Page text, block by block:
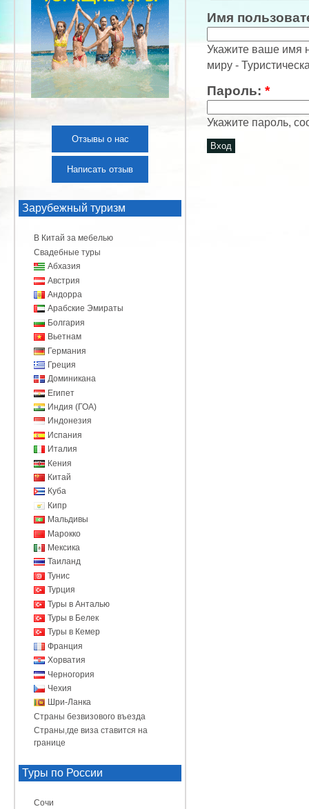
Имя
Укажите ваше имя
миру -
Пароль: *
Укажите пароль,
Отзывы о нас
Написать отзыв
Зарубежный туризм
В Китай за мебелью
Свадебные туры
Абхазия
Австрия
Андорра
Арабские Эмираты
Болгария
Вьетнам
Германия
Греция
Доминикана
Египет
Индия (ГОА)
Индонезия
Испания
Италия
Кения
Китай
Куба
Кипр
Мальдивы
Марокко
Мексика
Таиланд
Тунис
Турция
Туры в Анталью
Туры в Белек
Туры в Кемер
Франция
Хорватия
Черногория
Чехия
Шри-Ланка
Страны безвизового въезда
Страны,где виза ставится на
границе
Туры по России
Сочи